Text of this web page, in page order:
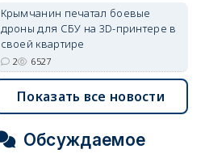
Крымчанин печатал боевые
дроны для СБУ на 3D-принтере в
своей квартире
2 6527
Показать все новости
Обсуждаемое